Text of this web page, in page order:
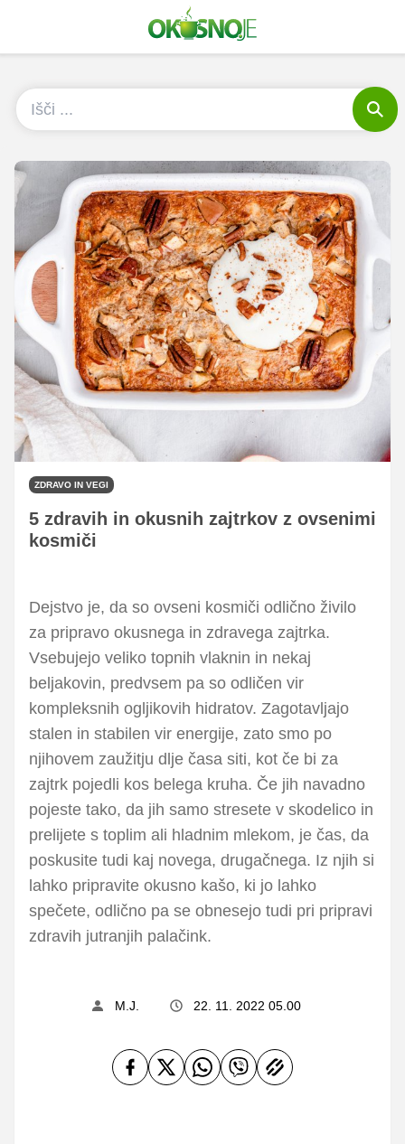
ZDRAVO IN VEGI
5 zdravih in okusnih zajtrkov z ovsenimi
kosmiči
Dejstvo je, da so ovseni kosmiči odlično živilo
za pripravo okusnega in zdravega zajtrka.
Vsebujejo veliko topnih vlaknin in nekaj
beljakovin, predvsem pa so odličen vir
kompleksnih ogljikovih hidratov. Zagotavljajo
stalen in stabilen vir energije, zato smo po
njihovem zaužitju dlje časa siti, kot če bi za
zajtrk pojedli kos belega kruha. Če jih navadno
pojeste tako, da jih samo stresete v skodelico in
prelijete s toplim ali hladnim mlekom, je čas, da
poskusite tudi kaj novega, drugačnega. Iz njih si
lahko pripravite okusno kašo, ki jo lahko
spečete, odlično pa se obnesejo tudi pri pripravi
zdravih jutranjih palačink.
M.J. 22. 11. 2022 05.00